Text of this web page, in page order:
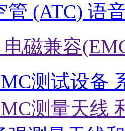
管 (ATC) 语
磁兼容
测试设备
测量天线